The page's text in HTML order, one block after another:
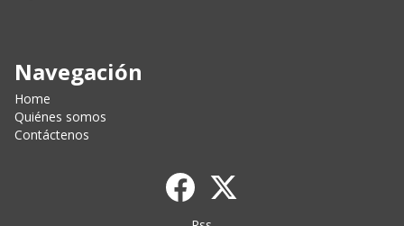
Navegación
Home
Quiénes somos
Contáctenos